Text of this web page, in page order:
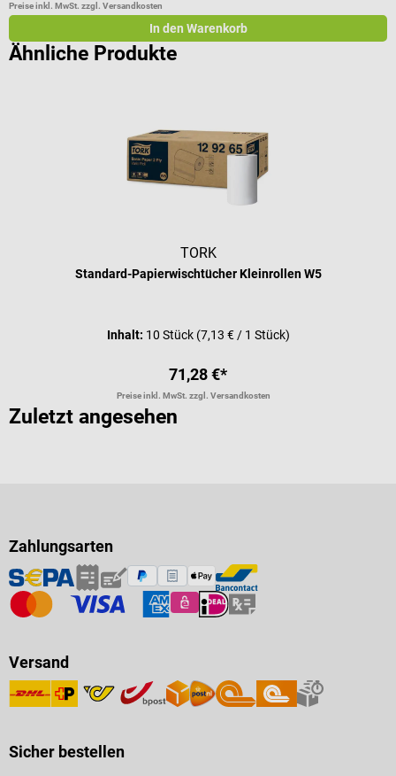
Preise inkl. MwSt. zzgl. Versandkosten
In den Warenkorb
Ähnliche Produkte
TORK
Standard-Papierwischtücher Kleinrollen W5
Inhalt: 10 Stück (7,13 € / 1 Stück)
71,28 €*
Preise inkl. MwSt. zzgl. Versandkosten
Zuletzt angesehen
Zahlungsarten
Versand
Sicher bestellen